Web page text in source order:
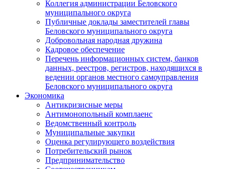
Коллегия администрации Беловского
муниципального округа
Публичные доклады заместителей главы
Беловского муниципального округа
Добровольная народная дружина
Кадровое обеспечение
Перечень информационных систем, банков
данных, реестров, регистров, находящихся в
ведении органов местного самоуправления
Беловского муниципального округа
Экономика
Антикризисные меры
Антимонопольный комплаенс
Ведомственный контроль
Муниципальные закупки
Оценка регулирующего воздействия
Потребительский рынок
Предпринимательство